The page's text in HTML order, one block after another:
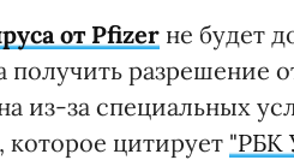
от Pfizer не будет
разрешение
из-за специальных
, которое цитирует "РБК